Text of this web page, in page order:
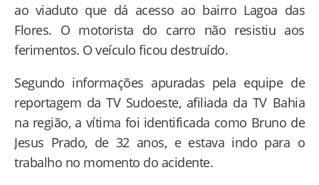
ao viaduto que dá acesso ao bairro Lagoa das
Flores. O motorista do carro não resistiu aos
ferimentos. O veículo ficou destruído.
Segundo informações apuradas pela equipe de
reportagem da TV Sudoeste, afiliada da TV Bahia
na região, a vítima foi identificada como Bruno de
Jesus Prado, de 32 anos, e estava indo para o
trabalho no momento do acidente.